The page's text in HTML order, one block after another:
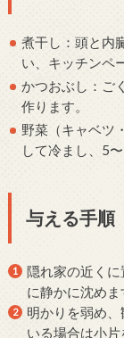
煮干し：頭と内
い、キッチンペ
かつおぶし：ご
作ります。
野菜（キャベツ
して冷まし、5
与える手順
隠れ家の近く
に静かに沈めま
明かりを弱め
いる場合は小片